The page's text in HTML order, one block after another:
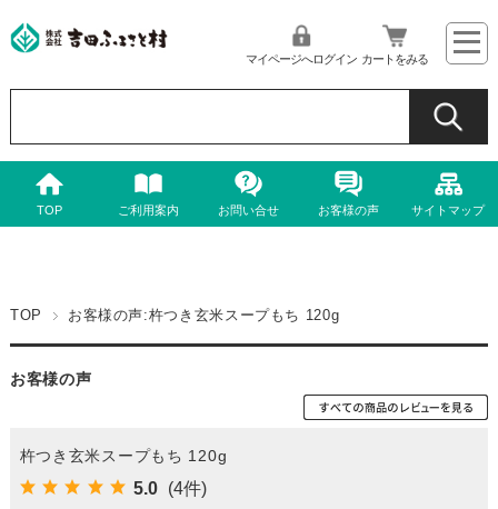
マイページへログイン カートをみる
TOP ご利用案内 お問い合せ お客様の声 サイトマップ
TOP お客様の声:杵つき玄米スープもち 120g
お客様の声
杵つき玄米スープもち 120g
5.0 (4件)